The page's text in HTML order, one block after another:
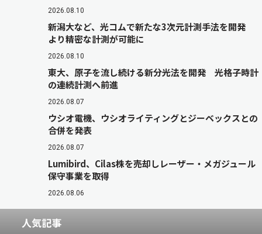
2026.08.10
新潟大など、光コムで新たな3次元計測手法を開発
より精密な計測が可能に
2026.08.10
東大、原子を流し続ける新分光法を開発 光格子時計
の連続計測へ前進
2026.08.07
ウシオ電機、ウシオライティングとジーベックスとの
合併を発表
2026.08.07
Lumibird、Cilas株を売却しレーザー・メガジュール
保守事業を取得
2026.08.06
人気記事